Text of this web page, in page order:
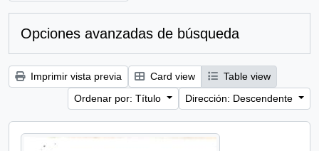
Opciones avanzadas de búsqueda
Imprimir vista previa Card view
Table view
Ordenar por: Título
Dirección: Descendente